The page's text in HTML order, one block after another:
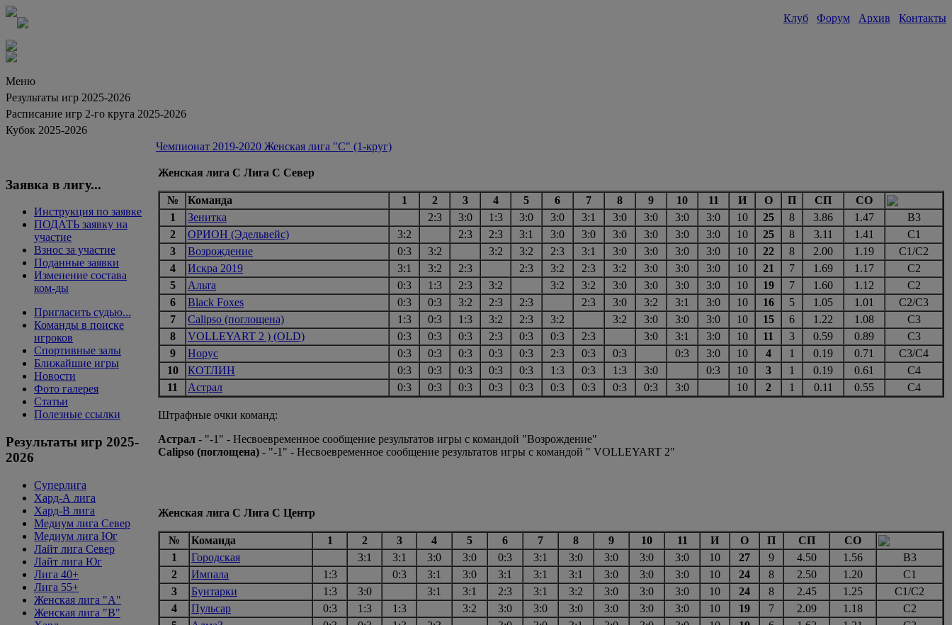
Клуб Форум Архив Контакты
Меню
Результаты игр 2025-2026
Расписание игр 2-го круга 2025-2026
Кубок 2025-2026
Заявка в лигу...
Инструкция по заявке
ПОДАТЬ заявку на
участие
Взнос за участие
Поданные заявки
Изменение состава
ком-ды
Пригласить судью...
Команды в поиске
игроков
Спортивные залы
Ближайшие игры
Новости
Фото галерея
Статьи
Полезные ссылки
Результаты игр 2025-
2026
Суперлига
Хард-А лига
Хард-В лига
Медиум лига Север
Медиум лига Юг
Лайт лига Север
Лайт лига Юг
Лига 40+
Лига 55+
Женская лига "A"
Женская лига "B"
Чемпионат 2019-2020 Женская лига "С" (1-круг)
Женская лига С Лига С Север
№ Команда 1 2 3 4 5 6 7 8 9 10 11 И О П СП
СО
1
Зенитка 2:3 3:0 1:3 3:0 3:0 3:1 3:0 3:0 3:0 3:0 10 25 8 3.86 1.47
В3
2
ОРИОН (Эдельвейс) 3:2 2:3 2:3 3:1 3:0 3:0 3:0 3:0 3:0 3:0 10 25 8 3.11 1.41
С1
3
Возрождение 0:3 3:2 3:2 3:2 2:3 3:1 3:0 3:0 3:0 3:0 10 22 8 2.00 1.19
С1/С2
4
Искра 2019 3:1 3:2 2:3 2:3 3:2 2:3 3:2 3:0 3:0 3:0 10 21 7 1.69 1.17
С2
5
Альта 0:3 1:3 2:3 3:2 3:2 3:2 3:0 3:0 3:0 3:0 10 19 7 1.60 1.12
С2
6
Black Foxes 0:3 0:3 3:2 2:3 2:3 2:3 3:0 3:2 3:1 3:0 10 16 5 1.05 1.01
С2/С3
7
Calipso (поглощена) 1:3 0:3 1:3 3:2 2:3 3:2 3:2 3:0 3:0 3:0 10 15 6 1.22 1.08
С3
8
VOLLEYART 2 ) (OLD) 0:3 0:3 0:3 2:3 0:3 0:3 2:3 3:0 3:1 3:0 10 11 3 0.59 0.89
С3
9
Норус 0:3 0:3 0:3 0:3 0:3 2:3 0:3 0:3 0:3 3:0 10 4 1 0.19 0.71
С3/С4
10
КОТЛИН 0:3 0:3 0:3 0:3 0:3 1:3 0:3 1:3 3:0 0:3 10 3 1 0.19 0.61
С4
11
Астрал 0:3 0:3 0:3 0:3 0:3 0:3 0:3 0:3 0:3 3:0 10 2 1 0.11 0.55 С4
Штрафные очки команд:
Астрал - "-1" - Несвоевременное сообщение результатов игры с командой "Возрождение"
Calipso (поглощена) - "-1" - Несвоевременное сообщение результатов игры с командой " VOLLEYART 2"
Женская лига С Лига С Центр
№ Команда 1 2 3 4 5 6 7 8 9 10 11 И О П СП
СО
1
Городская 3:1 3:1 3:0 3:0 0:3 3:1 3:0 3:0 3:0 3:0 10 27 9 4.50 1.56
В3
2
Импала 1:3 0:3 3:1 3:0 3:1 3:1 3:1 3:0 3:0 3:0 10 24 8 2.50 1.20
С1
3
Бунтарки 1:3 3:0 3:1 3:1 2:3 3:1 3:2 3:0 3:0 3:0 10 24 8 2.45 1.25
С1/С2
4
Пульсар 0:3 1:3 1:3 3:2 3:0 3:0 3:0 3:0 3:0 3:0 10 19 7 2.09 1.18
С2